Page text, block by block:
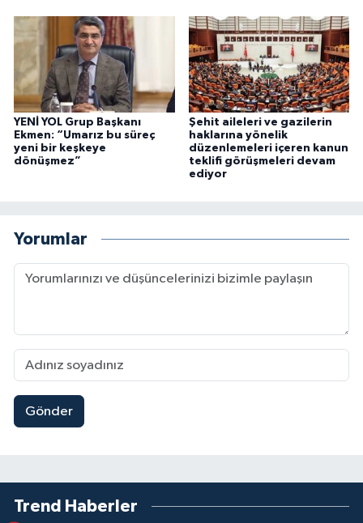
YENİ YOL Grup Başkanı
Ekmen: “Umarız bu süreç
yeni bir keşkeye
dönüşmez”
Şehit aileleri ve gazilerin
haklarına yönelik
düzenlemeleri içeren kanun
teklifi görüşmeleri devam
ediyor
Yorumlar
Gönder
Trend Haberler